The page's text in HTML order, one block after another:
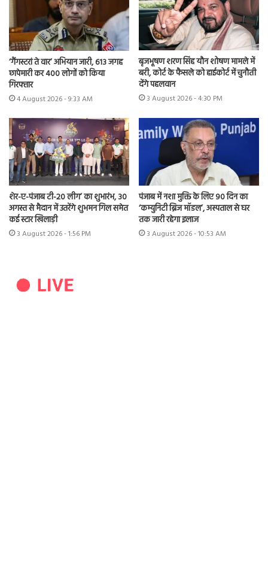
‘गैंगस्टरां ते वार’ अभियान जारी, 613 जगह
छापेमारी कर 400 लोगों को किया
गिरफ्तार
4 August 2026 - 9:33 AM
बृजभूषण शरण सिंह यौन शोषण मामले में
बरी, कोर्ट के फैसले को हाईकोर्ट में चुनौती
देंगे पहलवान
3 August 2026 - 4:30 PM
शेर-ए-पंजाब टी-20 लीग’ का शुभारंभ, 30
अगस्त से मैदान में उतरेंगे शुभमन गिल समेत
कई स्टार खिलाड़ी
3 August 2026 - 1:56 PM
पंजाब में नशा मुक्ति के लिए 90 दिन का
‘कम्युनिटी ब्रिज मॉडल’, अस्पताल से घर
तक जारी रहेगा इलाज
3 August 2026 - 10:53 AM